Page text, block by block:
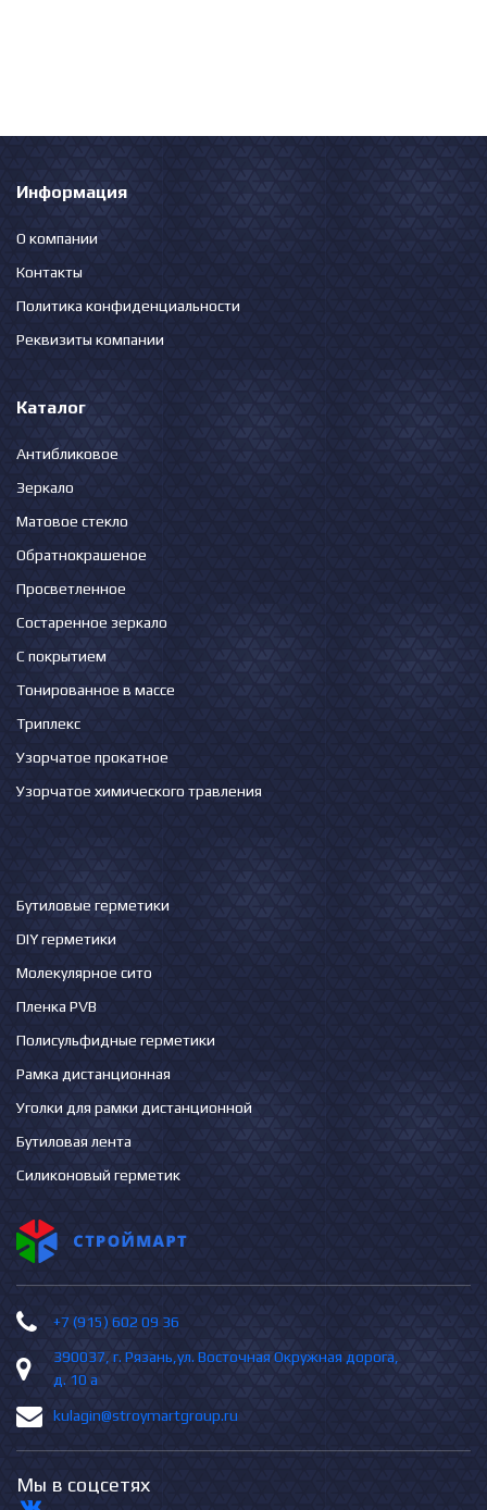
Информация
О компании
Контакты
Политика конфиденциальности
Реквизиты компании
Каталог
Антибликовое
Зеркало
Матовое стекло
Обратнокрашеное
Просветленное
Состаренное зеркало
С покрытием
Тонированное в массе
Триплекс
Узорчатое прокатное
Узорчатое химического травления
Бутиловые герметики
DIY герметики
Молекулярное сито
Пленка PVB
Полисульфидные герметики
Рамка дистанционная
Уголки для рамки дистанционной
Бутиловая лента
Силиконовый герметик
+7 (915) 602 09 36
390037, г. Рязань,ул. Восточная Окружная дорога,
д. 10 а
kulagin@stroymartgroup.ru
Мы в соцсетях